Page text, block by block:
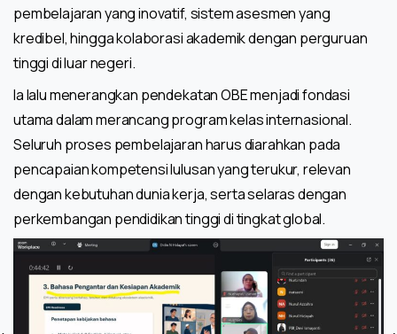
pembelajaran yang inovatif, sistem asesmen yang
kredibel, hingga kolaborasi akademik dengan perguruan
tinggi di luar negeri.
Ia lalu menerangkan pendekatan OBE menjadi fondasi
utama dalam merancang program kelas internasional.
Seluruh proses pembelajaran harus diarahkan pada
pencapaian kompetensi lulusan yang terukur, relevan
dengan kebutuhan dunia kerja, serta selaras dengan
perkembangan pendidikan tinggi di tingkat global.